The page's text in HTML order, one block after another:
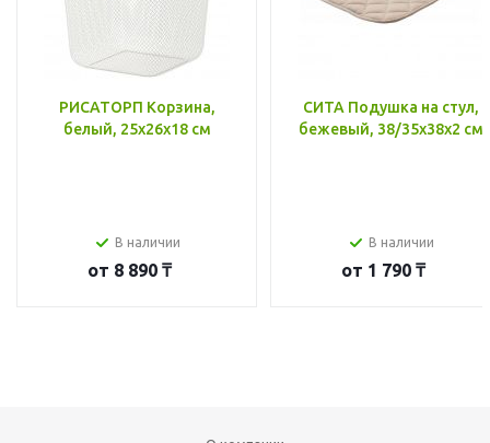
РИСАТОРП Корзина,
белый, 25x26x18 см
В наличии
от 8 890 ₸
СИТА Подушка на стул,
бежевый, 38/35x38x2 см
В наличии
от 1 790 ₸